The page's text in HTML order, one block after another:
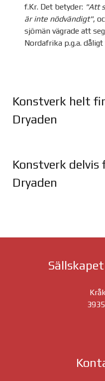
f.Kr. Det betyder: "Att
är inte nödvändigt",
sjömän vägrade att
Nordafrika p.g.a. dåligt
Konstverk helt
Dryaden
Konstverk delvis
Dryaden